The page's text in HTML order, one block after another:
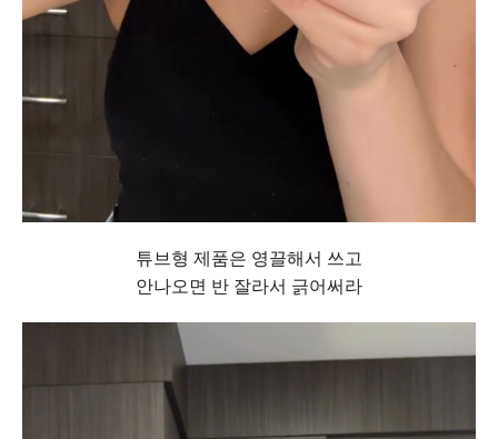
튜브형 제품은 영끌해서 쓰고
안나오면 반 잘라서 긁어써라